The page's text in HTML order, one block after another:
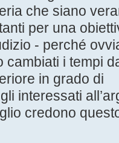
che siano
per una
- perché
cambiati i tempi
in grado di
interessati
credono